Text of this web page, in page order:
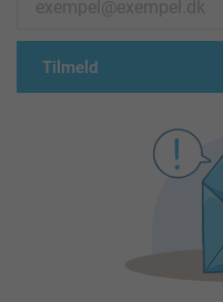
Tilmeld